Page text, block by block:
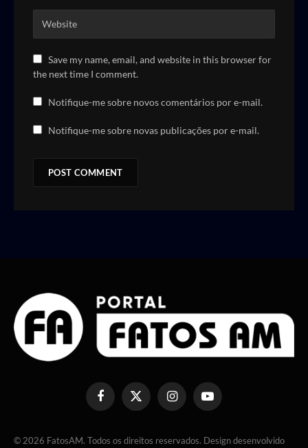
Save my name, email, and website in this browser for
the next time I comment.
Notifique-me sobre novos comentários por e-mail.
Notifique-me sobre novas publicações por e-mail.
FacebookX
InstagramYouTube
© 2026 FatosAM. Todos os direitos reservados. Design desenvolvido